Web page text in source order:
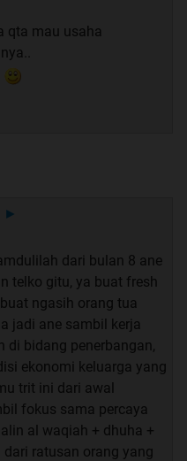
qta mau usaha
►
dari bulan 8 ane
telko gitu, ya buat fresh
ngasih orang tua
jadi ane sambil kerja
bidang penerbangan,
ekonomi keluarga yang
trit ini dari awal
fokus sama percaya
al waqiah + dhuha +
ratusan orang yang